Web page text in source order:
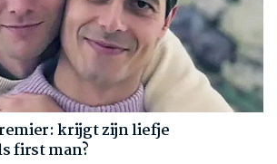
krijgt zijn liefje
first man?